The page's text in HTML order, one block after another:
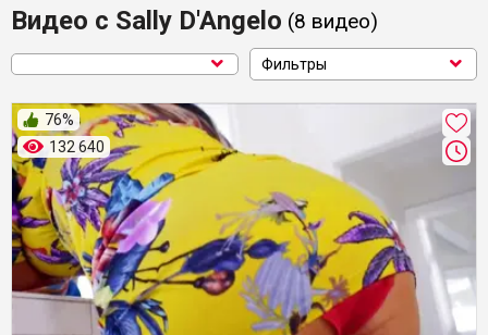
Видео с Sally D'Angelo (8 видео)
Фильтры
132 640
76%